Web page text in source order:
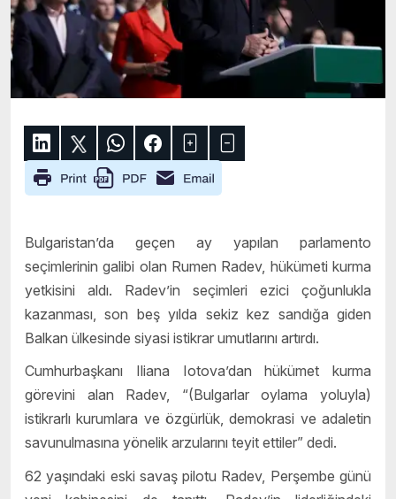
Bulgaristan’da geçen ay yapılan parlamento
seçimlerinin galibi olan Rumen Radev, hükümeti kurma
yetkisini aldı. Radev’in seçimleri ezici çoğunlukla
kazanması, son beş yılda sekiz kez sandığa giden
Balkan ülkesinde siyasi istikrar umutlarını artırdı.
Cumhurbaşkanı Iliana Iotova’dan hükümet kurma
görevini alan Radev, “(Bulgarlar oylama yoluyla)
istikrarlı kurumlara ve özgürlük, demokrasi ve adaletin
savunulmasına yönelik arzularını teyit ettiler” dedi.
62 yaşındaki eski savaş pilotu Radev, Perşembe günü